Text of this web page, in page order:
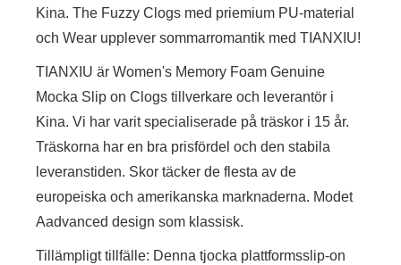
Kina. The Fuzzy Clogs med priemium PU-material
och Wear upplever sommarromantik med TIANXIU!
TIANXIU är Women's Memory Foam Genuine
Mocka Slip on Clogs tillverkare och leverantör i
Kina. Vi har varit specialiserade på träskor i 15 år.
Träskorna har en bra prisfördel och den stabila
leveranstiden. Skor täcker de flesta av de
europeiska och amerikanska marknaderna. Modet
Aadvanced design som klassisk.
Tillämpligt tillfälle: Denna tjocka plattformsslip-on